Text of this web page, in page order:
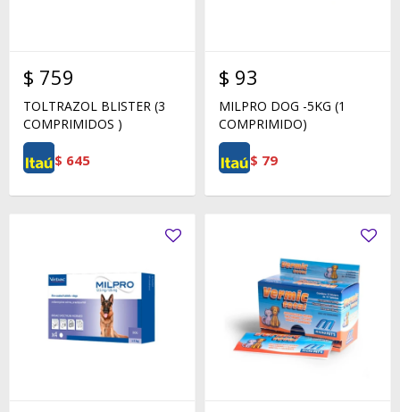
$ 759
TOLTRAZOL BLISTER (3
COMPRIMIDOS )
$ 645
$ 93
MILPRO DOG -5KG (1
COMPRIMIDO)
$ 79